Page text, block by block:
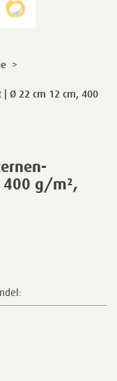
400 g/m²,
>
| Ø 22 cm 12 cm, 400